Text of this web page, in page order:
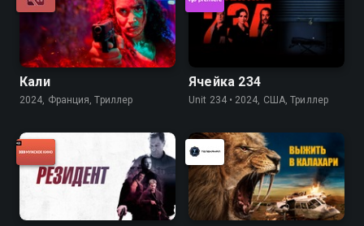
Кали
2024, Франция, Триллер
Ячейка 234
Unit 234 • 2024, США, Триллер